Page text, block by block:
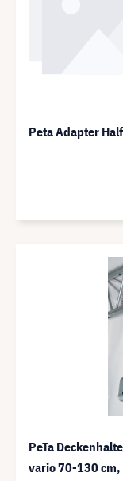
Peta Adapter
PeTa
vario 70-130